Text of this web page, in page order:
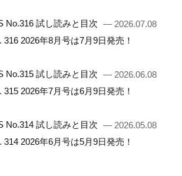
No.316 試し読みと目次 — 2026.07.08
316 2026年8月号は7月9日発売！
No.315 試し読みと目次 — 2026.06.08
315 2026年7月号は6月9日発売！
No.314 試し読みと目次 — 2026.05.08
314 2026年6月号は5月9日発売！